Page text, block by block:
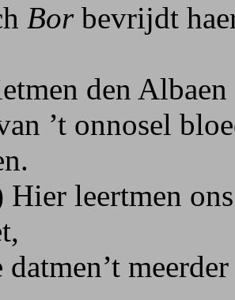
Borbevrijdt
den Albaen
’t onnosel
leertmen